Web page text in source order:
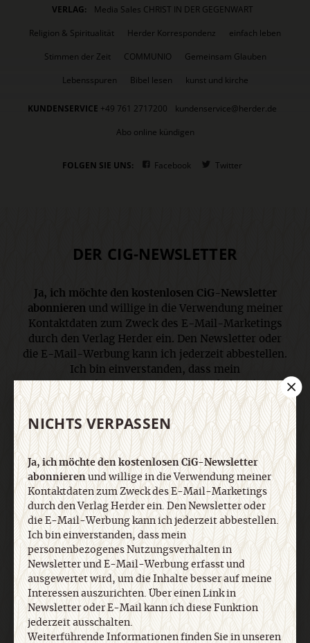
VERLAG:
Media Sales CHRIST IN DER GEGENWART
Religion & Spiritualität
Herder Korrespondenz
einfach leben
Stimmen der Zeit
COMMUNIO
Gemeinsam Glauben
Lebensspuren
Bibel lesen kunst und kirche
KUNDENSERVICE +49 761 2717200
kundenservice@herder.de
Abo online kündigen
FOLGEN SIE UNS: Facebook Twitter
DER CIG-NEWSLETTER
Ja, ich möchte den kostenlosen CiG-Newsletter
abonnierenund willige in die Verwendung meiner
Kontaktdaten zum Zweck des E-Mail-Marketings
durch den Verlag Herder ein. Den Newsletter oder
die E-Mail-Werbung kann ich jederzeit abbestellen.
Ich bin einverstanden, dass mein
personenbezogenes Nutzungsverhalten in
Newsletter und E-Mail-Werbung erfasst und
ausgewertet wird, um die Inhalte besser auf meine
Interessen auszurichten. Über einen Link in
Newsletter oder E-Mail kann ich diese Funktion
jederzeit ausschalten. Weiterführende
Informationen finden Sie in unseren
Datenschutzhinweisen.
E-Mail
Jetzt anmelden
NICHTS VERPASSEN
Ja, ich möchte den kostenlosen CiG-Newsletter
abonnierenund willige in die Verwendung meiner
Kontaktdaten zum Zweck des E-Mail-Marketings
durch den Verlag Herder ein. Den Newsletter oder
die E-Mail-Werbung kann ich jederzeit abbestellen.
Ich bin einverstanden, dass mein
personenbezogenes Nutzungsverhalten in
Newsletter und E-Mail-Werbung erfasst und
ausgewertet wird, um die Inhalte besser auf meine
Interessen auszurichten. Über einen Link in
Newsletter oder E-Mail kann ich diese Funktion
jederzeit ausschalten.
Weiterführende Informationen finden Sie in unseren